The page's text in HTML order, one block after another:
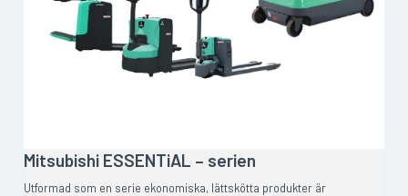
Mitsubishi ESSENTiAL – serien
Utformad som en serie ekonomiska, lättskötta produkter är